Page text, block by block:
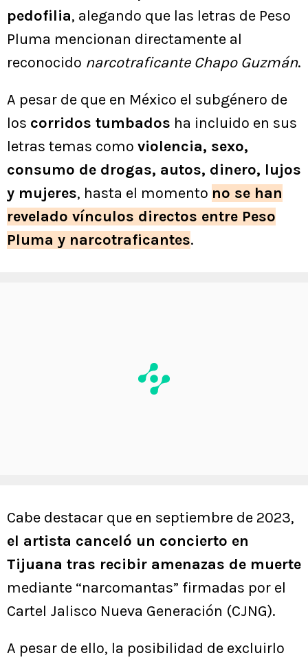
pedofilia, alegando que las letras de Peso
Pluma mencionan directamente al
reconocido narcotraficante Chapo Guzmán.
A pesar de que en México el subgénero de
los corridos tumbados ha incluido en sus
letras temas como violencia, sexo,
consumo de drogas, autos, dinero, lujos
y mujeres, hasta el momento no se han
revelado vínculos directos entre Peso
Pluma y narcotraficantes.
Cabe destacar que en septiembre de 2023,
el artista canceló un concierto en
Tijuana tras recibir amenazas de muerte
mediante “narcomantas” firmadas por el
Cartel Jalisco Nueva Generación (CJNG).
A pesar de ello, la posibilidad de excluirlo